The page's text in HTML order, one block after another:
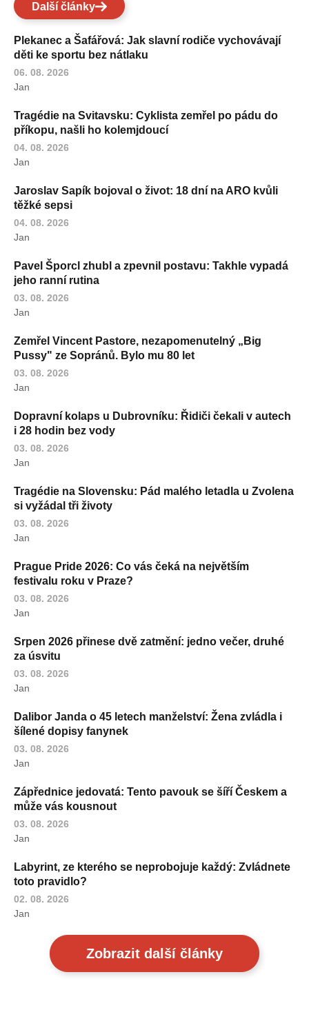
Další články
Plekanec a Šafářová: Jak slavní rodiče vychovávají
děti ke sportu bez nátlaku
06. 08. 2026
Jan
Tragédie na Svitavsku: Cyklista zemřel po pádu do
příkopu, našli ho kolemjdoucí
04. 08. 2026
Jan
Jaroslav Sapík bojoval o život: 18 dní na ARO kvůli
těžké sepsi
04. 08. 2026
Jan
Pavel Šporcl zhubl a zpevnil postavu: Takhle vypadá
jeho ranní rutina
03. 08. 2026
Jan
Zemřel Vincent Pastore, nezapomenutelný „Big
Pussy" ze Sopránů. Bylo mu 80 let
03. 08. 2026
Jan
Dopravní kolaps u Dubrovníku: Řidiči čekali v autech
i 28 hodin bez vody
03. 08. 2026
Jan
Tragédie na Slovensku: Pád malého letadla u Zvolena
si vyžádal tři životy
03. 08. 2026
Jan
Prague Pride 2026: Co vás čeká na největším
festivalu roku v Praze?
03. 08. 2026
Jan
Srpen 2026 přinese dvě zatmění: jedno večer, druhé
za úsvitu
03. 08. 2026
Jan
Dalibor Janda o 45 letech manželství: Žena zvládla i
šílené dopisy fanynek
03. 08. 2026
Jan
Zápřednice jedovatá: Tento pavouk se šíří Českem a
může vás kousnout
03. 08. 2026
Jan
Labyrint, ze kterého se neprobojuje každý: Zvládnete
toto pravidlo?
02. 08. 2026
Jan
Zobrazit další články